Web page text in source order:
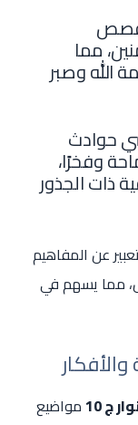
قصص
مما
الله وصبر
حوادث
وفخرًا،
ذات الجذور
عن المفاهيم
مما يسهم في
ج 10
مواضيع